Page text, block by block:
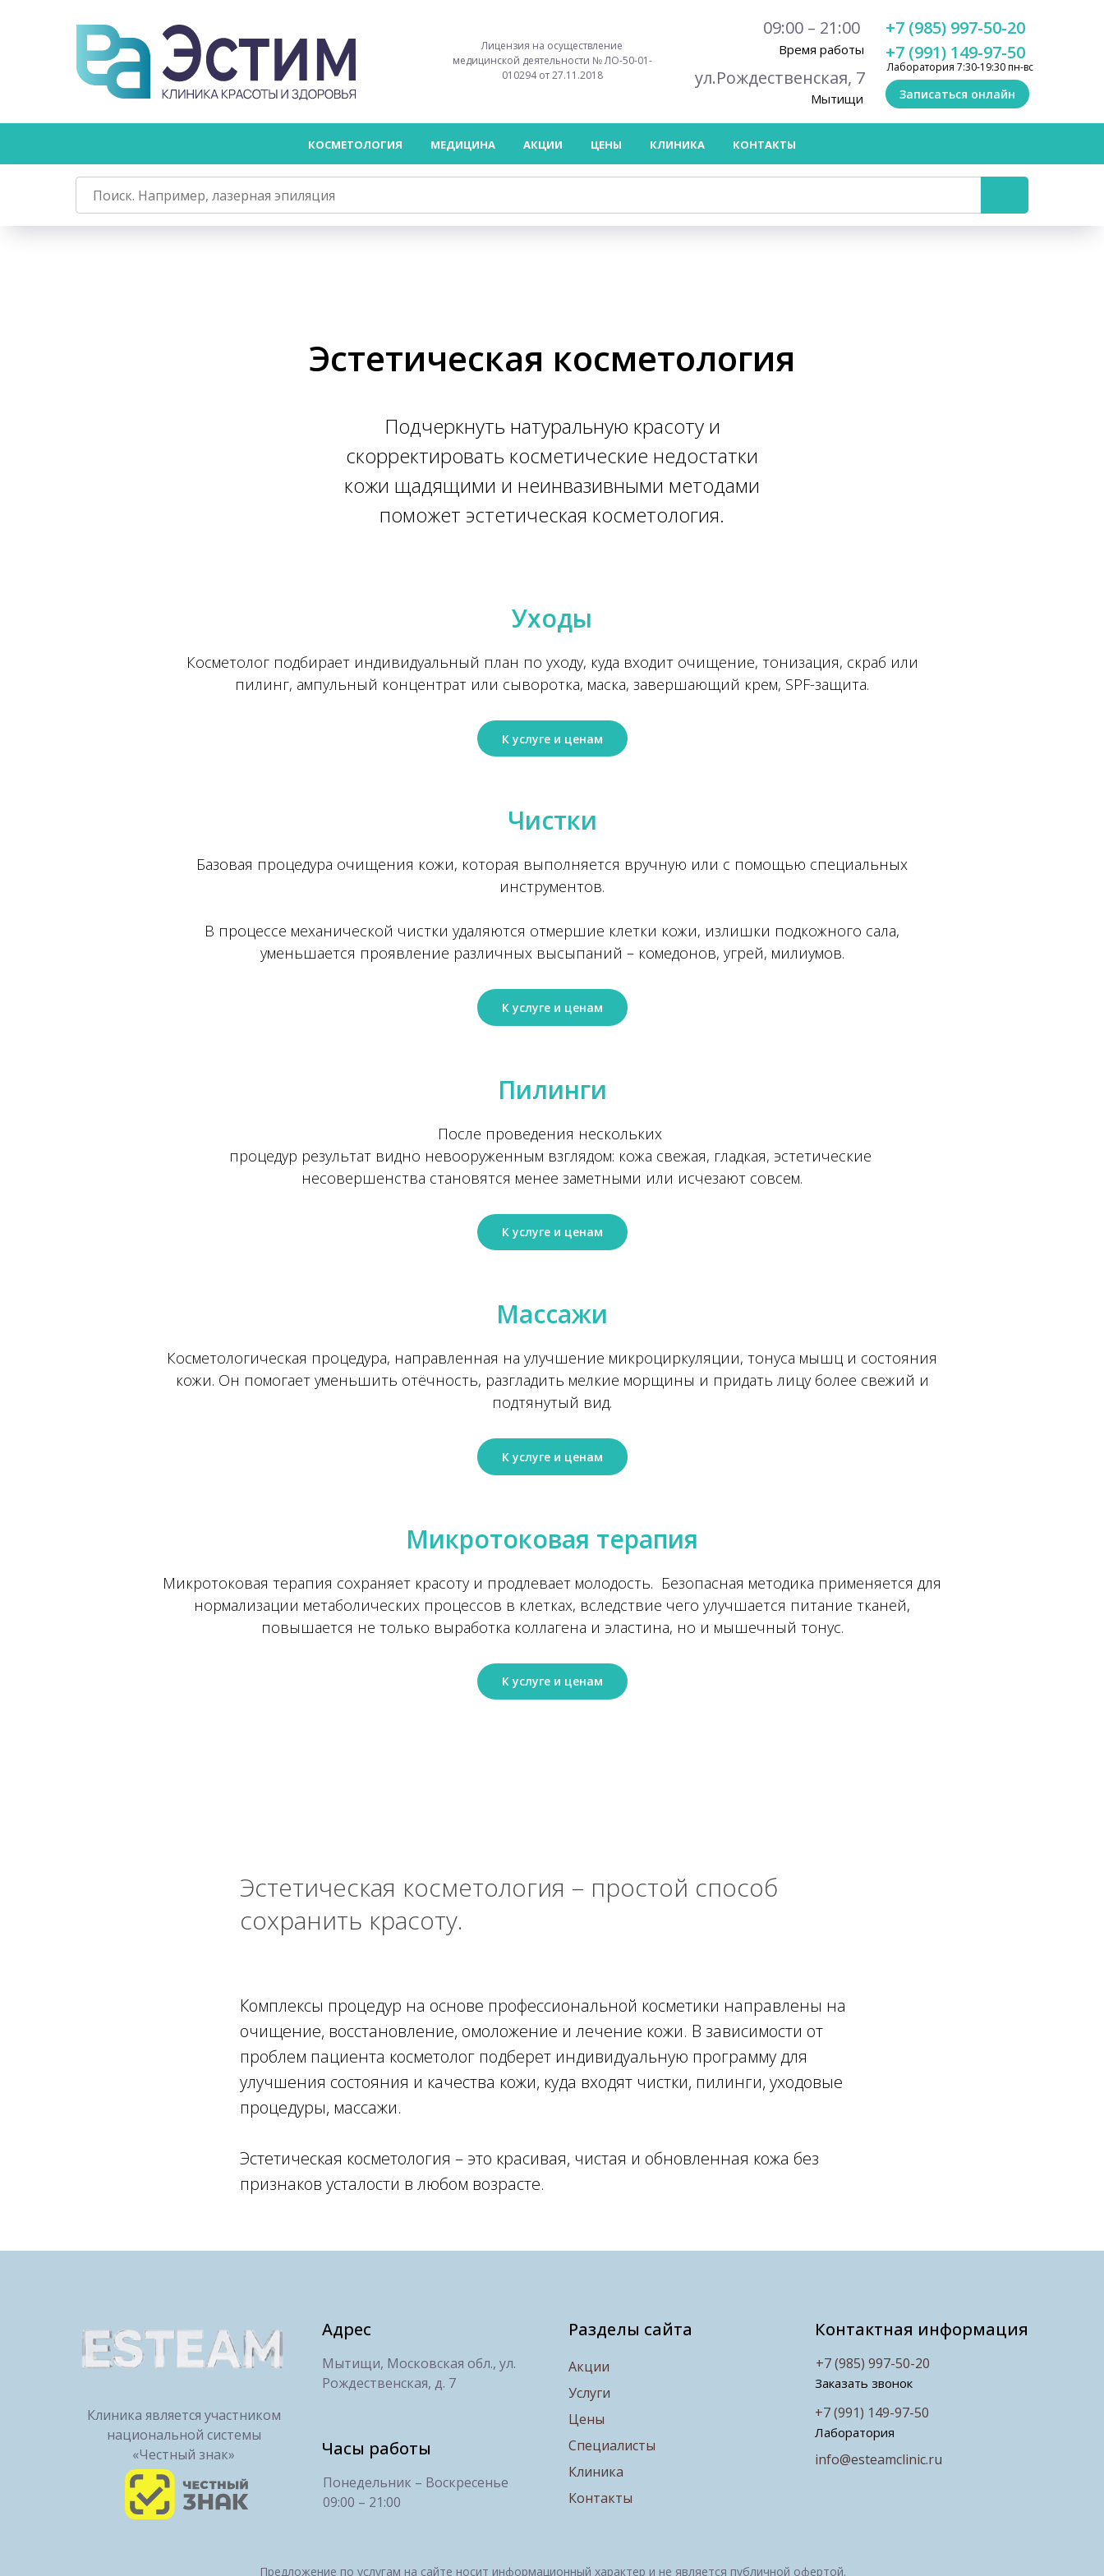
Время работы
Мытищи
ул.Рождественская, 7
09:00 – 21:00
Лаборатория 7:30-19:30 пн-вс
+7 (991) 149-97-50
+7 (985) 997-50-20
Лицензия на осуществление
медицинской деятельности № ЛО-50-01-
010294 от 27.11.2018
Записаться онлайн
КОСМЕТОЛОГИЯ МЕДИЦИНА АКЦИИ ЦЕНЫ КЛИНИКА КОНТАКТЫ
Эстетическая косметология
Подчеркнуть натуральную красоту и
скорректировать косметические недостатки
кожи щадящими и неинвазивными методами
поможет эстетическая косметология.
Уходы
Косметолог подбирает индивидуальный план по уходу, куда входит очищение, тонизация, скраб или
пилинг, ампульный концентрат или сыворотка, маска, завершающий крем, SPF-защита.
К услуге и ценам
Чистки
Базовая процедура очищения кожи, которая выполняется вручную или с помощью специальных
инструментов.
В процессе механической чистки удаляются отмершие клетки кожи, излишки подкожного сала,
уменьшается проявление различных высыпаний – комедонов, угрей, милиумов.
К услуге и ценам
Пилинги
После проведения нескольких
процедур результат видно невооруженным взглядом: кожа свежая, гладкая, эстетические
несовершенства становятся менее заметными или исчезают совсем.
К услуге и ценам
Маcсажи
Косметологическая процедура, направленная на улучшение микроциркуляции, тонуса мышц и состояния
кожи. Он помогает уменьшить отёчность, разгладить мелкие морщины и придать лицу более свежий и
подтянутый вид.
К услуге и ценам
Микротоковая терапия
Микротоковая терапия сохраняет красоту и продлевает молодость. Безопасная методика применяется для
нормализации метаболических процессов в клетках, вследствие чего улучшается питание тканей,
повышается не только выработка коллагена и эластина, но и мышечный тонус.
К услуге и ценам
Эстетическая косметология – простой способ
сохранить красоту.
Комплексы процедур на основе профессиональной косметики направлены на
очищение, восстановление, омоложение и лечение кожи. В зависимости от
проблем пациента косметолог подберет индивидуальную программу для
улучшения состояния и качества кожи, куда входят чистки, пилинги, уходовые
процедуры, массажи.
Эстетическая косметология – это красивая, чистая и обновленная кожа без
признаков усталости в любом возрасте.
Клиника является участником
национальной системы
«Честный знак»
Часы работы
Адрес
Понедельник – Воскресенье
09:00 – 21:00
Мытищи, Московская обл., ул.
Рождественская, д. 7
Контактная информация
Разделы сайта
Акции
Услуги
Цены
Специалисты
Клиника
Контакты
Заказать звонок
Лаборатория
info@esteamclinic.ru
+7 (991) 149-97-50
+7 (985) 997-50-20
Предложение по услугам на сайте носит информационный характер и не является публичной офертой.